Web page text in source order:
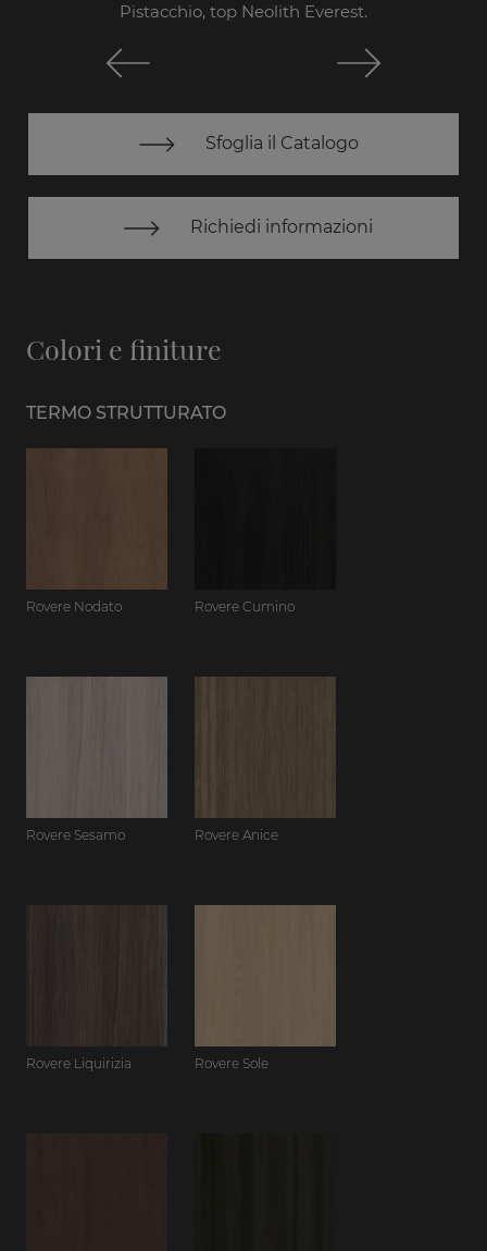
Pistacchio, top Neolith Everest.
Sfoglia il Catalogo
Richiedi informazioni
Colori e finiture
TERMO STRUTTURATO
Rovere Nodato Rovere Cumino
Rovere Sesamo Rovere Anice
Rovere Liquirizia Rovere Sole